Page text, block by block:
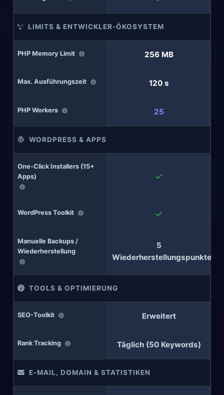
LIMITS & ENTWICKLER-ÖKOSYSTEM
PHP Memory Limit 256 MB
Max. Ausführungszeit 120 s
PHP Workers 25
WORDPRESS & APPS
One-Click Installers (15+
Apps)
WordPress Toolkit
Manuelle Backups /
Wiederherstellung
5
Wiederherstellungspunkte
TOOLS & OPTIMIERUNG
SEO-Toolkit Erweitert
Rank Tracking Täglich (50 Keywords)
E-MAIL, DOMAIN & STATISTIKEN